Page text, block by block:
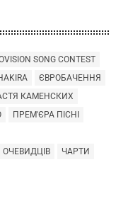
SONG CONTEST
ЄВРОБАЧЕННЯ
КАМЕНСКИХ
ПРЕМ'ЄРА ПІСНІ
ОЧЕВИДЦІВ
ЧАРТИ